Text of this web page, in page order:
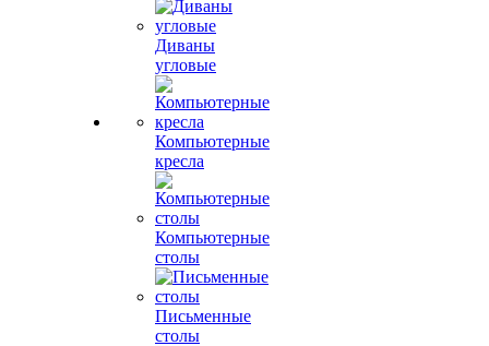
Диваны
угловые
Компьютерные
кресла
Компьютерные
столы
Письменные
столы